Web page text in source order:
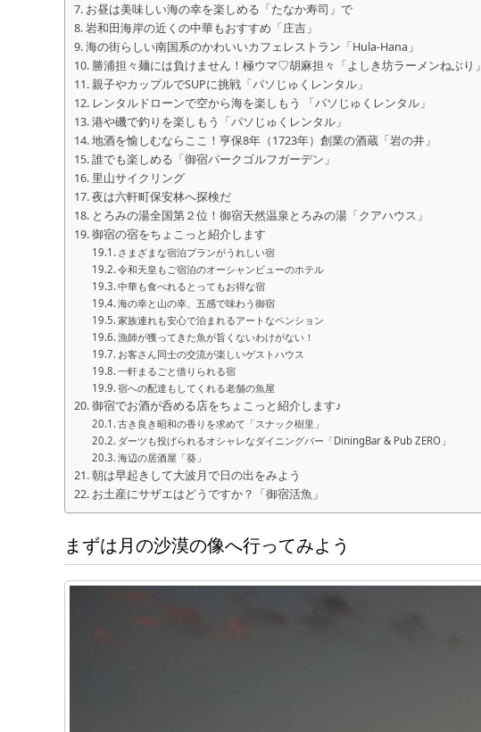
お昼は美味しい海の幸を楽しめる「たなか寿司」で
岩和田海岸の近くの中華もおすすめ「庄吉」
海の街らしい南国系のかわいいカフェレストラン「Hula-Hana」
勝浦担々麺には負けません！極ウマ♡胡麻担々「よしき坊ラーメンねぶり」
親子やカップルでSUPに挑戦「パソじゅくレンタル」
レンタルドローンで空から海を楽しもう 「パソじゅくレンタル」
港や磯で釣りを楽しもう「パソじゅくレンタル」
地酒を愉しむならここ！亨保8年（1723年）創業の酒蔵「岩の井」
誰でも楽しめる「御宿パークゴルフガーデン」
里山サイクリング
夜は六軒町保安林へ探検だ
とろみの湯全国第２位！御宿天然温泉とろみの湯「クアハウス」
御宿の宿をちょこっと紹介します
さまざまな宿泊プランがうれしい宿
令和天皇もご宿泊のオーシャンビューのホテル
中華も食べれるとってもお得な宿
海の幸と山の幸、五感で味わう御宿
家族連れも安心で泊まれるアートなペンション
漁師が獲ってきた魚が旨くないわけがない！
お客さん同士の交流が楽しいゲストハウス
一軒まるごと借りられる宿
宿への配達もしてくれる老舗の魚屋
御宿でお酒が呑める店をちょこっと紹介します♪
古き良き昭和の香りを求めて「スナック樹里」
ダーツも投げられるオシャレなダイニングバー「DiningBar & Pub ZERO」
海辺の居酒屋「葵」
朝は早起きして大波月で日の出をみよう
お土産にサザエはどうですか？「御宿活魚」
まずは月の沙漠の像へ行ってみよう